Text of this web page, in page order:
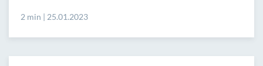
2 min | 25.01.2023